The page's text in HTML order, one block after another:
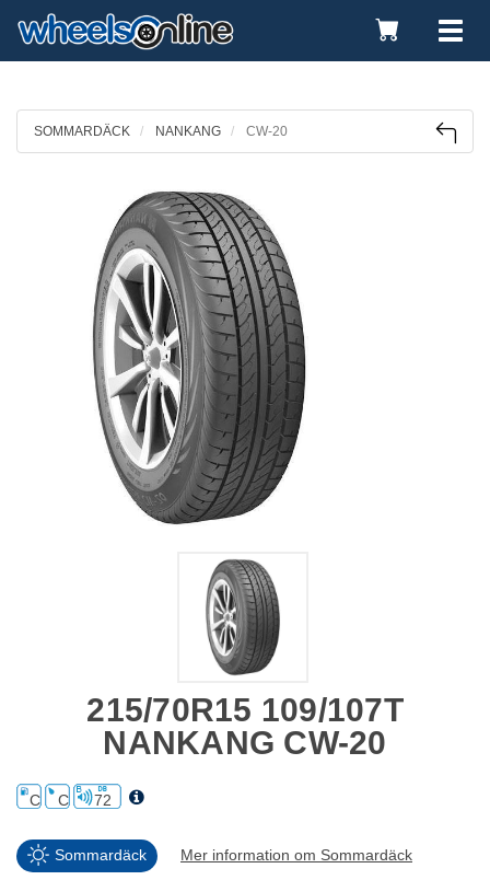
Toggle
Cart
SOMMARDÄCK NANKANG CW-20
215/70R15 109/107T
NANKANG CW-20
C C 72
Sommardäck Mer information om Sommardäck